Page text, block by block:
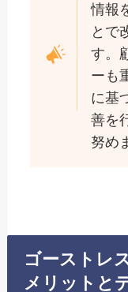
情報
とで
す。
ーも
に基
善を
努め
ゴーストレ
メリットと